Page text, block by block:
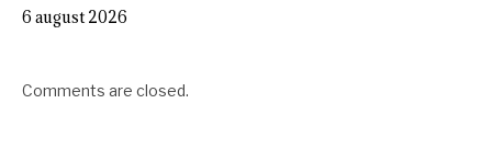
6 august 2026
Comments are closed.